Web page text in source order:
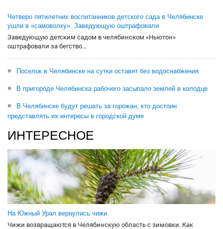
Четверо пятилетних воспитанников детского сада в Челябинске
ушли в «самоволку». Заведующую оштрафовали
Заведующую детским садом в челябинском «Ньютон»
оштрафовали за бегство...
Поселок в Челябинске на сутки оставят без водоснабжения
В пригороде Челябинска рабочего засыпало землей в колодце
В Челябинске будут решать за горожан, кто достоин
представлять их интересы в городской думе
ИНТЕРЕСНОЕ
На Южный Урал вернулись чижи
Чижи возвращаются в Челябинскую область с зимовки. Как